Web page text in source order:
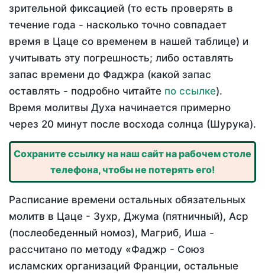
зрительной фиксацией (то есть проверять в
течение года - насколько точно совпадает
время в Цаце со временем в нашей таблице) и
учитывать эту погрешность; либо оставлять
запас времени до Фаджра (какой запас
оставлять - подробно читайте по ссылке).
Время молитвы Духа начинается примерно
через 20 минут после восхода солнца (Шурука).
Сохраните ссылку на наш сайт на рабочем столе
телефона, чтобы не потерять его!
Расписание времени остальных обязательных
молитв в Цаце - Зухр, Джума (пятничный), Аср
(послеобеденный номоз), Магриб, Иша -
рассчитано по методу «Фаджр - Союз
исламских организаций Франции, остальные